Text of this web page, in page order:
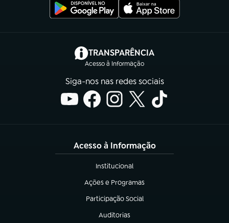
TRANSPARÊNCIA
Acesso à Informação
(abre em nova aba)
Siga-nos nas redes sociais
Acesso à Informação
Institucional
(abre em nova aba)
Ações e Programas
(abre em nova aba)
Participação Social
(abre em nova aba)
Auditorias
(abre em nova aba)